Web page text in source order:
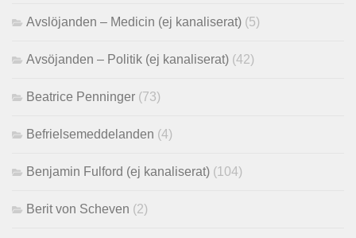
Avslöjanden – Medicin (ej kanaliserat) (5)
Avsöjanden – Politik (ej kanaliserat) (42)
Beatrice Penninger (73)
Befrielsemeddelanden (4)
Benjamin Fulford (ej kanaliserat) (104)
Berit von Scheven (2)